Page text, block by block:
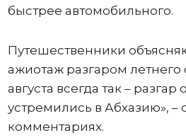
быстрее автомобильного.
Путешественники
ажиотаж разгаром летнего
августа всегда так – разгар
устремились в Абхазию», –
комментариях.